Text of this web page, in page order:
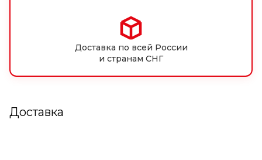
Доставка по всей России
и странам СНГ
Доставка